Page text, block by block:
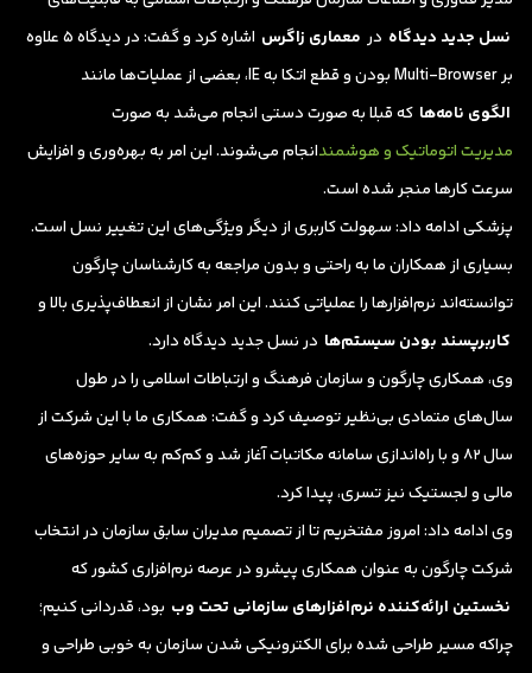
نسل جدید دیدگاه در معماری زاگرس
اشاره کرد و گفت: در دیدگاه ۵ علاوه
بر Multi-Browser بودن و قطع اتکا به IE، بعضی از عملیات‌ها مانند
الگوی نامه‌ها که قبلا به صورت دستی انجام می‌شد به صورت
مدیریت اتوماتیک و هوشمندانجام ‌می‌شوند. این امر به بهره‌وری و افزایش
سرعت کارها منجر شده است.
پزشکی ادامه داد: سهولت کاربری از دیگر ویژگی‌های این تغییر نسل است.
بسیاری از همکاران ما به راحتی و بدون مراجعه به کارشناسان چارگون
توانسته‌اند نرم‌افزارها را عملیاتی کنند. این امر نشان از انعطاف‌پذیری بالا و
کاربرپسند بودن سیستم‌ها در نسل جدید دیدگاه دارد.
وی، همکاری چارگون و سازمان فرهنگ و ارتباطات اسلامی را در طول
سال‌های متمادی بی‌نظیر توصیف کرد و گفت: همکاری ما با این شرکت از
سال ۸۲ و با راه‌اندازی سامانه مکاتبات آغاز شد و کم‌کم به سایر حوزه‌های
مالی و لجستیک نیز تسری، پیدا کرد.
وی ادامه داد: امروز مفتخریم تا از تصمیم مدیران سابق سازمان در انتخاب
شرکت چارگون به عنوان همکاری پیشرو در عرصه نرم‌افزاری کشور که
نخستین ارائه‌کننده نرم‌افزارهای سازمانی تحت وب بود، قدردانی کنیم؛
چراکه مسیر طراحی شده برای الکترونیکی شدن سازمان به خوبی طراحی و